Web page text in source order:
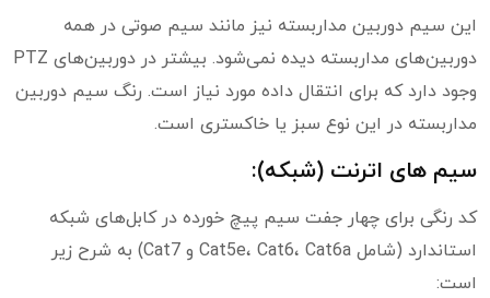
این سیم دوربین مداربسته نیز مانند سیم صوتی در همه
دوربین‌های مداربسته دیده نمی‌شود. بیشتر در دوربین‌های PTZ
وجود دارد که برای انتقال داده مورد نیاز است. رنگ سیم دوربین
مداربسته در این نوع سبز یا خاکستری است.
سیم های اترنت (شبکه):
کد رنگی برای چهار جفت سیم پیچ خورده در کابل‌های شبکه
استاندارد (شامل Cat5e، Cat6، Cat6a و Cat7) به شرح زیر
است: